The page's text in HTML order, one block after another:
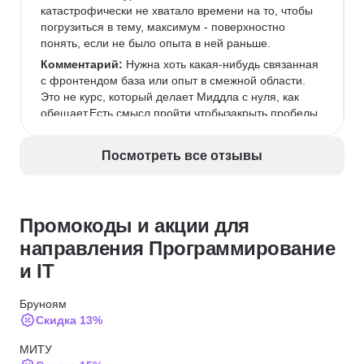
катастрофически не хватало времени на то, чтобы
погрузиться в тему, максимум - поверхностно
понять, если не было опыта в ней раньше.
Комментарий: Нужна хоть какая-нибудь связанная
с фронтендом база или опыт в смежной области.
Это не курс, который делает Миддла с нуля, как
обещает.Есть смысл пройти чтобызакрыть пробелы
Посмотреть все отзывы
Промокоды и акции для
направления Программирование
и IT
Бруноям
Скидка 13%
МИТУ